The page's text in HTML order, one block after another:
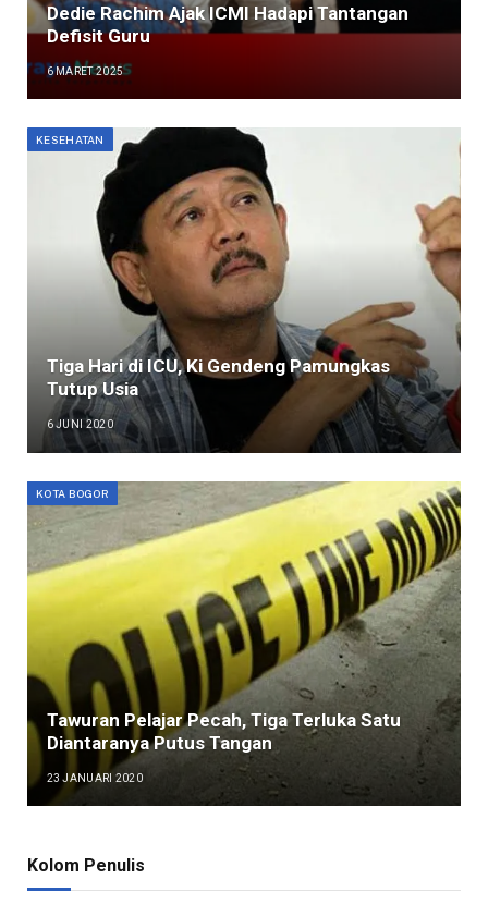
Dedie Rachim Ajak ICMI Hadapi Tantangan
Defisit Guru
6 MARET 2025
KESEHATAN
Tiga Hari di ICU, Ki Gendeng Pamungkas
Tutup Usia
6 JUNI 2020
KOTA BOGOR
Tawuran Pelajar Pecah, Tiga Terluka Satu
Diantaranya Putus Tangan
23 JANUARI 2020
Kolom Penulis